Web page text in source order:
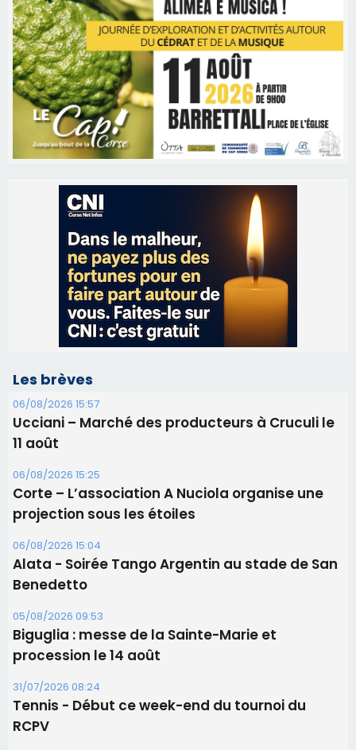
Les brèves
06/08/2026 15:57
Ucciani – Marché des producteurs à Cruculi le
06/08/2026 15:25
Corte – L’association A Nuciola organise une
06/08/2026 15:04
Alata - Soirée Tango Argentin au stade de San
Benedetto
05/08/2026 09:53
Biguglia : messe de la Sainte-Marie et
procession le 14 août
31/07/2026 08:24
Tennis - Début ce week-end du tournoi du
RCPV
31/07/2026 08:22
82ème anniversaire de la disparition du
Commandant Antoine de Saint Exupery
Les plus lus